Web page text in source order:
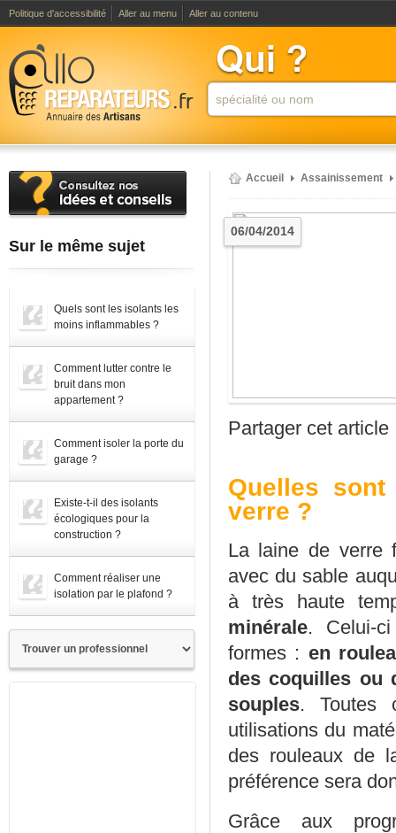
Politique d'accessibilité Aller au menu Aller au contenu
Sur le même sujet
Quels sont les isolants les
moins inflammables ?
Comment lutter contre le
bruit dans mon
appartement ?
Comment isoler la porte du
garage ?
Existe-t-il des isolants
écologiques pour la
construction ?
Comment réaliser une
isolation par le plafond ?
Accueil Assainissement
06/04/2014
Partager cet article
Quelles
verre ?
La laine de verre
avec du sable
à très haute
minérale. Celui-
formes : en
des coquilles ou
souples. Toutes
utilisations du
des rouleaux de
préférence sera
Grâce aux